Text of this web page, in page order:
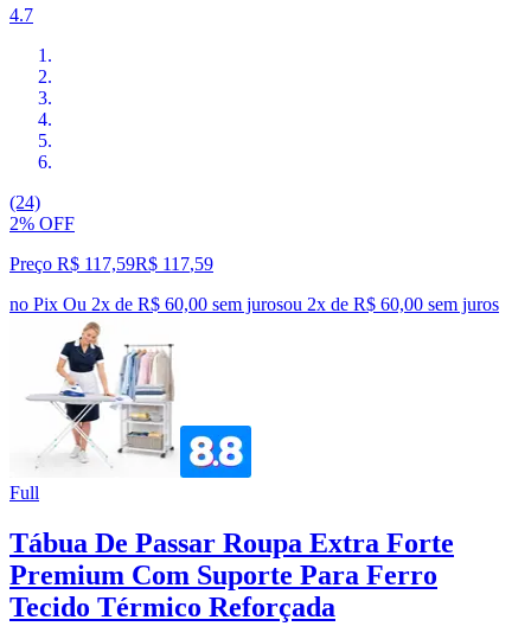
4.7
(24)
2% OFF
Preço R$ 117,59R$ 117,59
no Pix Ou 2x de R$ 60,00 sem jurosou 2x de R$ 60,00 sem juros
Full
Tábua De Passar Roupa Extra Forte
Premium Com Suporte Para Ferro
Tecido Térmico Reforçada